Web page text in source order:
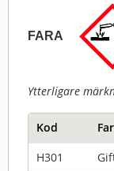
FARA
Ytterligare
Kod
H301